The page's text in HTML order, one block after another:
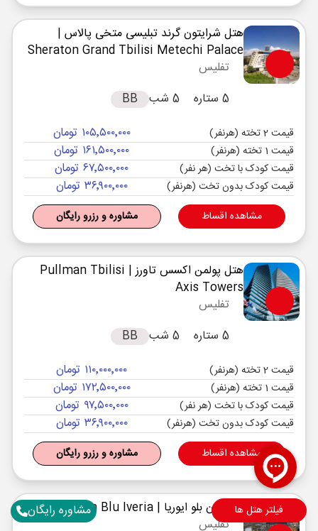
فیلتر هتل ها
هتل شرایتون گرند تبلیسی متخی پالاس |
Sheraton Grand Tbilisi Metechi Palace
تفلیس
5 ستاره
5 شب BB
قیمت 2 تخته (هرنفر) ۱۰۵٬۵۰۰٬۰۰۰ تومان
قیمت 1 تخته (هرنفر) ۱۶۱٬۵۰۰٬۰۰۰ تومان
قیمت کودک با تخت (هر نفر) ۶۷٬۵۰۰٬۰۰۰ تومان
قیمت کودک بدون تخت (هرنفر) ۳۶٬۹۰۰٬۰۰۰ تومان
مشاهده اقساط مشاوره و رزرو رایگان
هتل پولمن اکسس تاورز | Pullman Tbilisi
Axis Towers
تفلیس
5 ستاره
5 شب BB
قیمت 2 تخته (هرنفر) ۱۱۰٬۰۰۰٬۰۰۰ تومان
قیمت 1 تخته (هرنفر) ۱۷۲٬۵۰۰٬۰۰۰ تومان
قیمت کودک با تخت (هر نفر) ۹۷٬۵۰۰٬۰۰۰ تومان
قیمت کودک بدون تخت (هرنفر) ۳۶٬۹۰۰٬۰۰۰ تومان
مشاهده اقساط مشاوره و رزرو رایگان
رادیسون بلو ایوریا | Radisson Blu Iveria
تفلیس
مشاوره رایگان